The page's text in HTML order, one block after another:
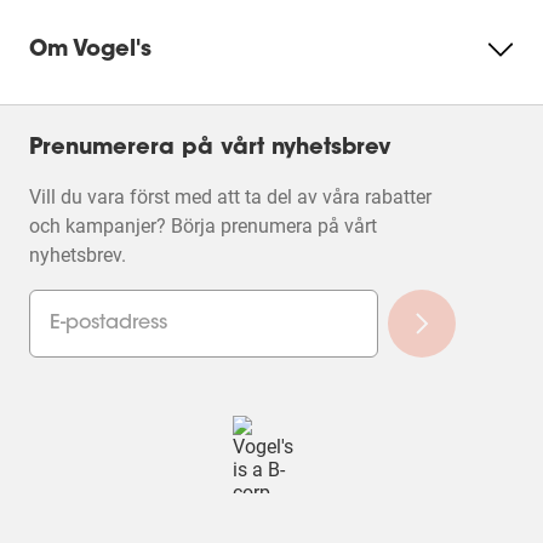
Om Vogel's
Prenumerera på vårt nyhetsbrev
Vill du vara först med att ta del av våra rabatter
och kampanjer? Börja prenumera på vårt
nyhetsbrev.